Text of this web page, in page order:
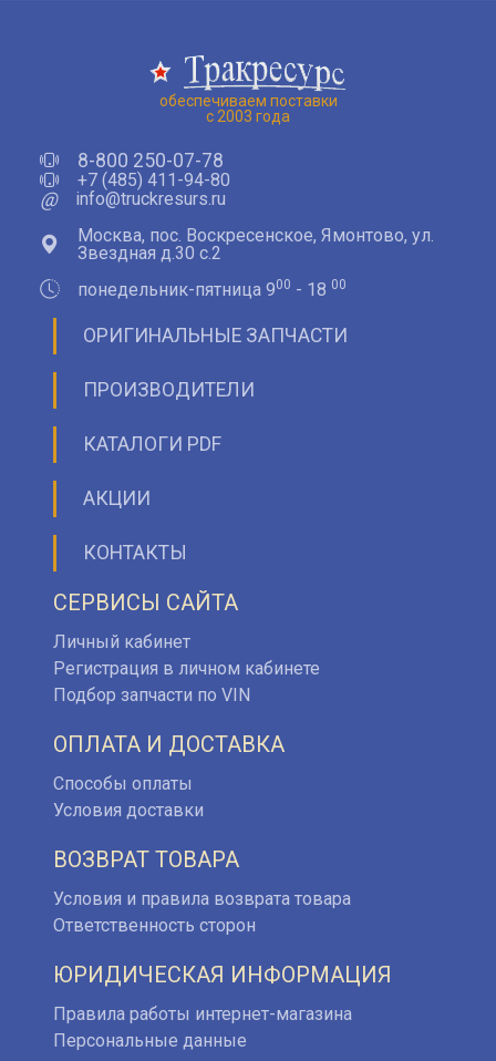
обеспечиваем поставки
с 2003 года
8-800 250-07-78
+7 (485) 411-94-80
@
info@truckresurs.ru
Москва, пос. Воскресенское, Ямонтово, ул.
Звездная д.30 с.2
понедельник-пятница 900 - 18 00
ОРИГИНАЛЬНЫЕ ЗАПЧАСТИ
ПРОИЗВОДИТЕЛИ
КАТАЛОГИ PDF
АКЦИИ
КОНТАКТЫ
СЕРВИСЫ САЙТА
Личный кабинет
Регистрация в личном кабинете
Подбор запчасти по VIN
ОПЛАТА И ДОСТАВКА
Способы оплаты
Условия доставки
ВОЗВРАТ ТОВАРА
Условия и правила возврата товара
Ответственность сторон
ЮРИДИЧЕСКАЯ ИНФОРМАЦИЯ
Правила работы интернет-магазина
Персональные данные